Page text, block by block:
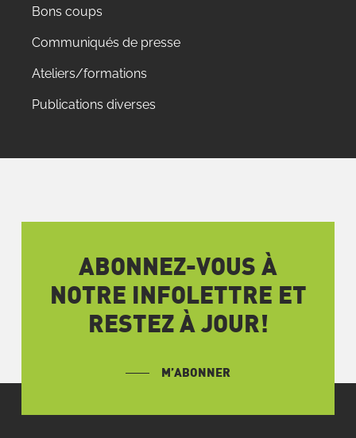
Bons coups
Communiqués de presse
Ateliers/formations
Publications diverses
ABONNEZ-VOUS À
NOTRE INFOLETTRE ET
RESTEZ À JOUR!
M’ABONNER